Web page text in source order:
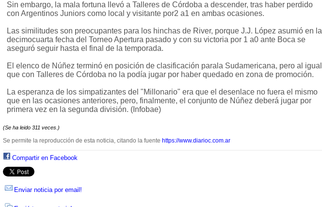
Sin embargo, la mala fortuna llevó a Talleres de Córdoba a descender, tras haber perdido
con Argentinos Juniors como local y visitante por2 a1 en ambas ocasiones.
Las similitudes son preocupantes para los hinchas de River, porque J.J. López asumió en la
decimocuarta fecha del Torneo Apertura pasado y con su victoria por 1 a0 ante Boca se
aseguró seguir hasta el final de la temporada.
El elenco de Núñez terminó en posición de clasificación parala Sudamericana, pero al igual
que con Talleres de Córdoba no la podía jugar por haber quedado en zona de promoción.
La esperanza de los simpatizantes del "Millonario" era que el desenlace no fuera el mismo
que en las ocasiones anteriores, pero, finalmente, el conjunto de Núñez deberá jugar por
primera vez en la segunda división. (Infobae)
(Se ha leido 311 veces.)
Se permite la reproducción de esta noticia, citando la fuente https://www.diarioc.com.ar
Compartir en Facebook
Enviar noticia por email!